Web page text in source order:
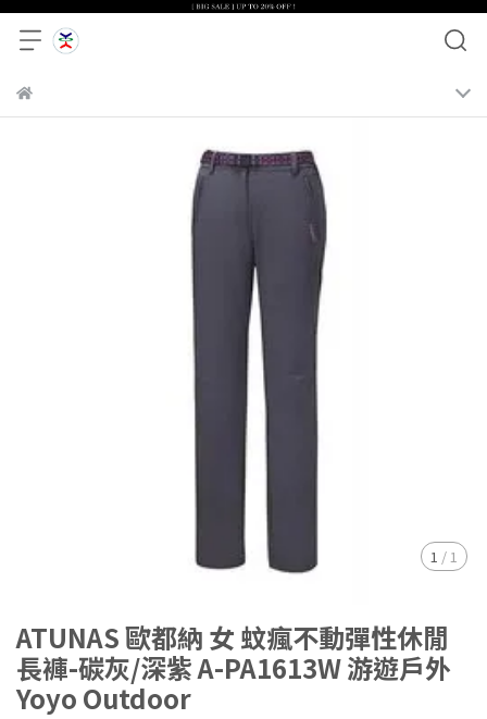
1 /1
ATUNAS 歐都納 女 蚊瘋不動彈性休閒
長褲-碳灰/深紫 A-PA1613W 游遊戶外
Yoyo Outdoor